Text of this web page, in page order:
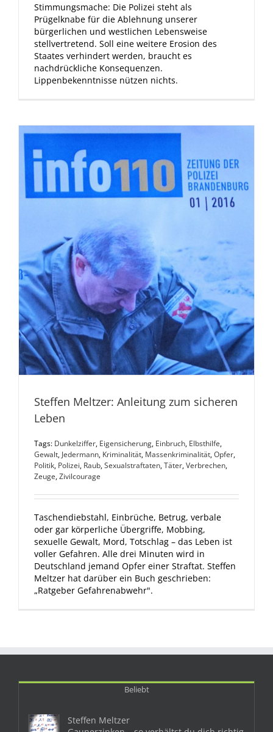
Stimmungsmache: Die Polizei steht als
Prügelknabe für die Ablehnung unserer
bürgerlichen und westlichen Lebensweise
stellvertretend. Soll eine weitere Erosion des
Staates verhindert werden, braucht es
nachdrückliche Konsequenzen.
Lippenbekenntnisse nützen nichts.
Steffen Meltzer: Anleitung zum sicheren
Leben
Tags: Dunkelziffer, Eigensicherung, Einbruch, Elbsthilfe,
Gewalt, Jedermann, Kriminalität, Massenkriminalität,Opfer,
Politik, Polizei, Raub,Sexualstraftaten,Täter,Verbrechen,
Zeuge,Zivilcourage
Taschendiebstahl, Einbrüche, Betrug, verbale
oder gar körperliche Übergriffe, Mobbing,
sexuelle Gewalt, Mord, Totschlag – das Leben ist
voller Gefahren. Alle drei Minuten wird in
Deutschland jemand Opfer einer Straftat. Steffen
Meltzer hat darüber ein Buch geschrieben:
„Ratgeber Gefahrenabwehr".
Beliebt
Steffen Meltzer